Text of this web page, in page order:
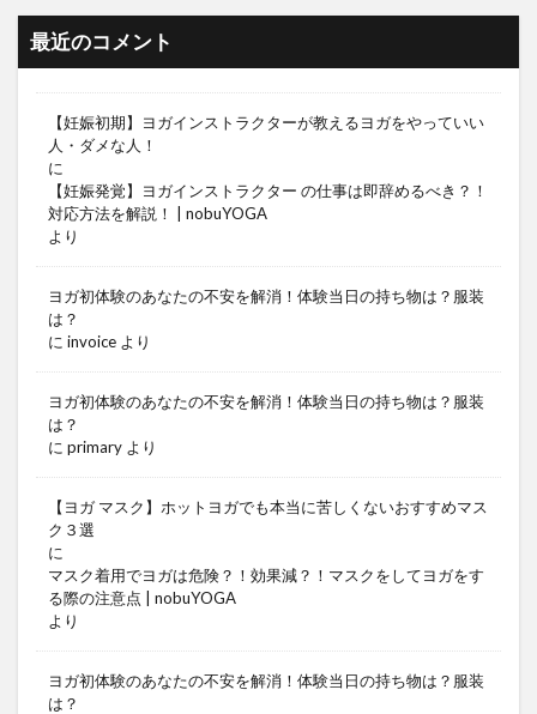
最近のコメント
【妊娠初期】ヨガインストラクターが教えるヨガをやっていい
人・ダメな人！
に
【妊娠発覚】ヨガインストラクター の仕事は即辞めるべき？！
対応方法を解説！ | nobuYOGA
より
ヨガ初体験のあなたの不安を解消！体験当日の持ち物は？服装
は？
に invoice より
ヨガ初体験のあなたの不安を解消！体験当日の持ち物は？服装
は？
に primary より
【ヨガ マスク】ホットヨガでも本当に苦しくないおすすめマス
ク３選
に
マスク着用でヨガは危険？！効果減？！マスクをしてヨガをす
る際の注意点 | nobuYOGA
より
ヨガ初体験のあなたの不安を解消！体験当日の持ち物は？服装
は？